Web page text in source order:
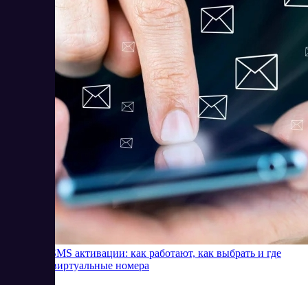
Сервисы SMS активации: как работают, как выбрать и где
покупать виртуальные номера